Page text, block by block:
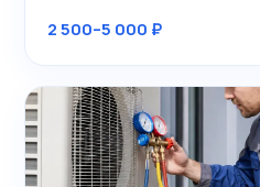
2 500–5 000 ₽